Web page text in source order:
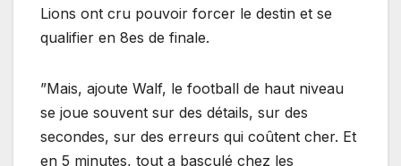
Lions ont cru pouvoir forcer le destin et se
qualifier en 8es de finale.
”Mais, ajoute Walf, le football de haut niveau
se joue souvent sur des détails, sur des
secondes, sur des erreurs qui coûtent cher. Et
en 5 minutes, tout a basculé chez les